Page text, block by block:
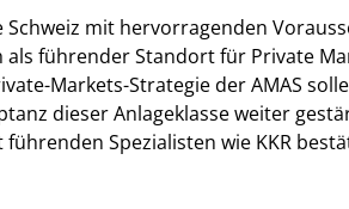
Schweiz mit hervorragenden
führender Standort für Private
Markets-Strategie der AMAS
dieser Anlageklasse weiter
Spezialisten wie KKR